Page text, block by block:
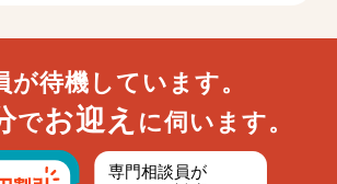
が待機しています。
でお迎え に伺います。